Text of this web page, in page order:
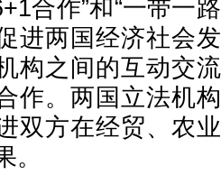
合作”和“一带一
进两国经济社会
构之间的互动交
作。两国立法机
双方在经贸、农
。